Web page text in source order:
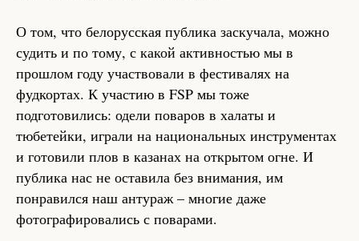
О том, что белорусская публика заскучала, можно
судить и по тому, с какой активностью мы в
прошлом году участвовали в фестивалях на
фудкортах. К участию в FSP мы тоже
подготовились: одели поваров в халаты и
тюбетейки, играли на национальных инструментах
и готовили плов в казанах на открытом огне. И
публика нас не оставила без внимания, им
понравился наш антураж – многие даже
фотографировались с поварами.